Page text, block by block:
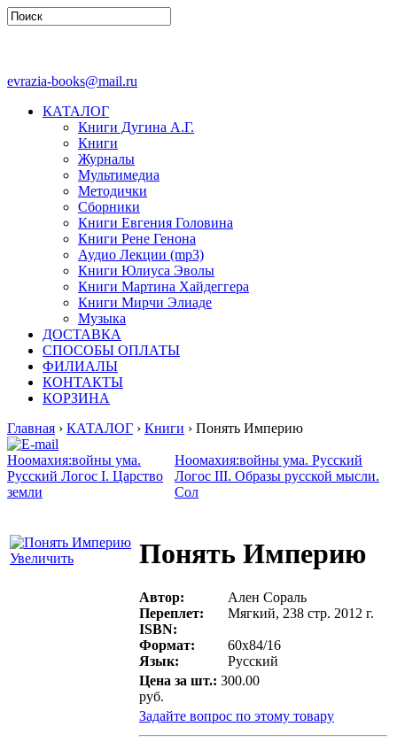
evrazia-books@mail.ru
КАТАЛОГ
Книги Дугина А.Г.
Книги
Журналы
Мультимедиа
Методички
Сборники
Книги Евгения Головина
Книги Рене Генона
Аудио Лекции (mp3)
Книги Юлиуса Эволы
Книги Мартина Хайдеггера
Книги Мирчи Элиаде
Музыка
ДОСТАВКА
СПОСОБЫ ОПЛАТЫ
ФИЛИАЛЫ
КОНТАКТЫ
КОРЗИНА
Главная › КАТАЛОГ › Книги › Понять Империю
Ноомахия:войны ума.
Русский Логос I. Царство
земли
Ноомахия:войны ума. Русский
Логос III. Образы русской мысли.
Сол
Увеличить Понять Империю
Автор:
Ален Сораль
Переплет:
Мягкий, 238 стр. 2012 г.
ISBN:
Формат:
60х84/16
Язык:
Русский
Цена за шт.: 300.00
руб.
Задайте вопрос по этому товару